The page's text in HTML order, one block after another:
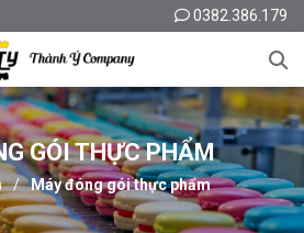
0382.386.179
GÓI THỰC PHẨM
Máy đóng gói thực phẩm